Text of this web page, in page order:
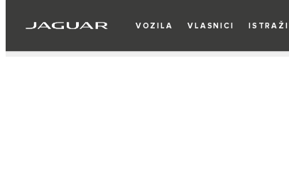
VOZILA VLASNICI